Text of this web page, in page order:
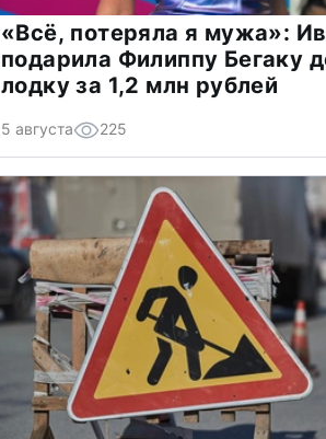
«Всё, потеряла я мужа»:
подарила Филиппу Бегаку
лодку за 1,2 млн рублей
5 августа 225